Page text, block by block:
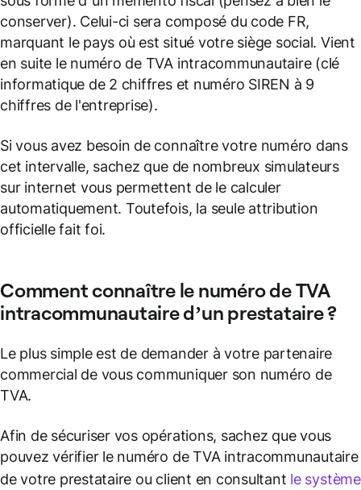
conserver). Celui-ci sera composé du code FR,
marquant le pays où est situé votre siège social. Vient
en suite le numéro de TVA intracommunautaire (clé
informatique de 2 chiffres et numéro SIREN à 9
chiffres de l'entreprise).
Si vous avez besoin de connaître votre numéro dans
cet intervalle, sachez que de nombreux simulateurs
sur internet vous permettent de le calculer
automatiquement. Toutefois, la seule attribution
officielle fait foi.
Comment connaître le numéro de TVA
intracommunautaired’un prestataire ?
Le plus simple est de demander à votre partenaire
commercial de vous communiquer son numéro de
TVA.
Afin de sécuriser vos opérations, sachez que vous
pouvez vérifier le numéro de TVA intracommunautaire
de votre prestataire ou client en consultant le système